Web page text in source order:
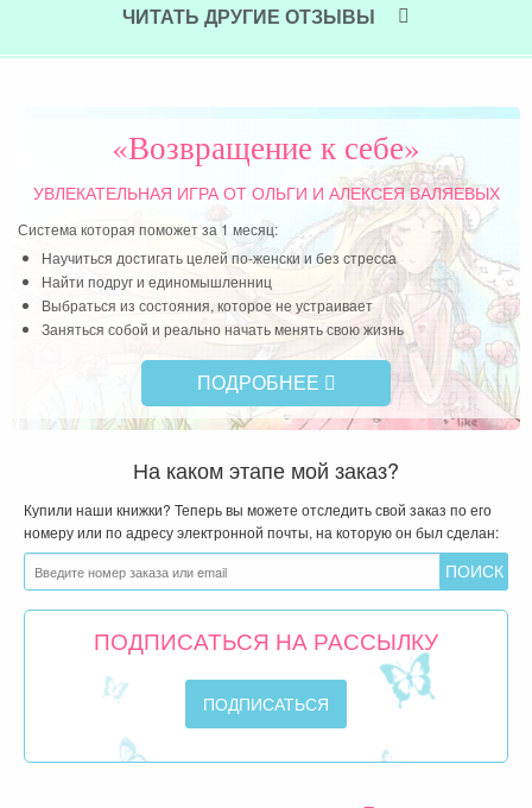
Читать далее »
ЧИТАТЬ ДРУГИЕ ОТЗЫВЫ
«Возвращение к себе»
УВЛЕКАТЕЛЬНАЯ ИГРАОТ ОЛЬГИ И АЛЕКСЕЯ ВАЛЯЕВЫХ
Система которая поможет за 1 месяц:
Научиться достигать целей по-женски и без стресса
Найти подруг и единомышленниц
Выбраться из состояния, которое не устраивает
Заняться собой и реально начать менять свою жизнь
ПОДРОБНЕЕ
На каком этапе мой заказ?
Купили наши книжки? Теперь вы можете отследить свой заказ по его
номеру или по адресу электронной почты, на которую он был сделан:
ПОДПИСАТЬСЯ НА РАССЫЛКУ